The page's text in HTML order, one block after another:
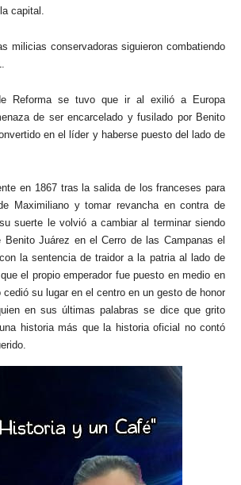
capital.
milicias conservadoras siguieron combatiendo
Reforma se tuvo que ir al exilió a Europa
de ser encarcelado y fusilado por Benito
en el líder y haberse puesto del lado de
en 1867 tras la salida de los franceses para
Maximiliano y tomar revancha en contra de
suerte le volvió a cambiar al terminar siendo
Benito Juárez en el Cerro de las Campanas el
la sentencia de traidor a la patria al lado de
el propio emperador fue puesto en medio en
cedió su lugar en el centro en un gesto de honor
en sus últimas palabras se dice que grito
historia más que la historia oficial no contó